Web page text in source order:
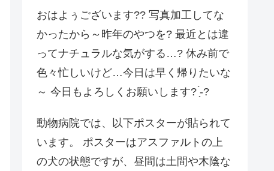
おはよぅございます?? 写真加工してな
かったから～昨年のやつを? 最近とは違
ってナチュラルな気がする…? 休み前で
色々忙しいけど…今日は早く帰りたいな
～ 今日もよろしくお願いします? ̖́-?
動物病院では、以下ポスターが貼られて
います。 ポスターはアスファルトの上
の犬の状態ですが、昼間は土間や木陰な